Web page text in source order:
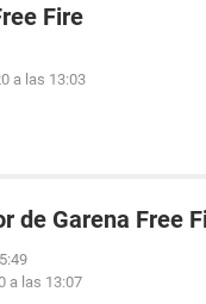
Fire
a las 13:03
de Garena Free
a las 13:07